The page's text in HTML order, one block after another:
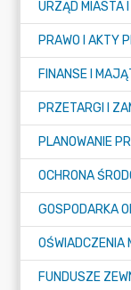
URZĄD MIASTA
PRAWO I AKTY
FINANSE I
PLANOWANIE
OCHRONA
GOSPODARKA
OŚWIADCZENIA
FUNDUSZE